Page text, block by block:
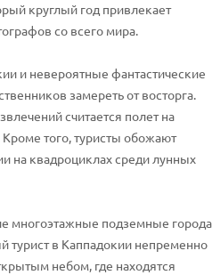
круглый год привлекает
со всего мира.
и невероятные фантастические
замереть от восторга.
считается полет на
того, туристы обожают
на квадроциклах среди лунных
многоэтажные подземные города
в Каппадокии непременно
небом, где находятся